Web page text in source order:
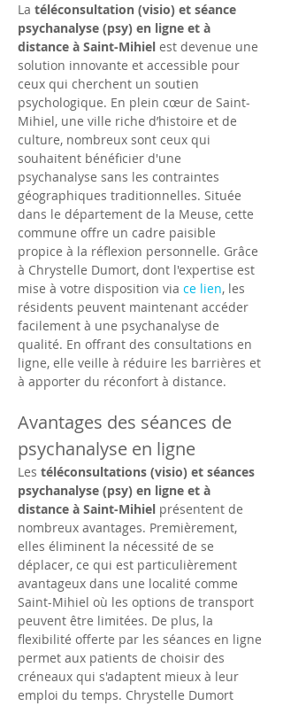
La téléconsultation (visio) et séance
psychanalyse (psy) en ligne et à
distance à Saint-Mihiel est devenue une
solution innovante et accessible pour
ceux qui cherchent un soutien
psychologique. En plein cœur de Saint-
Mihiel, une ville riche d’histoire et de
culture, nombreux sont ceux qui
souhaitent bénéficier d'une
psychanalyse sans les contraintes
géographiques traditionnelles. Située
dans le département de la Meuse, cette
commune offre un cadre paisible
propice à la réflexion personnelle. Grâce
à Chrystelle Dumort, dont l'expertise est
mise à votre disposition via ce lien, les
résidents peuvent maintenant accéder
facilement à une psychanalyse de
qualité. En offrant des consultations en
ligne, elle veille à réduire les barrières et
à apporter du réconfort à distance.
Avantages des séances de
psychanalyse en ligne
Les téléconsultations (visio) et séances
psychanalyse (psy) en ligne et à
distance à Saint-Mihiel présentent de
nombreux avantages. Premièrement,
elles éliminent la nécessité de se
déplacer, ce qui est particulièrement
avantageux dans une localité comme
Saint-Mihiel où les options de transport
peuvent être limitées. De plus, la
flexibilité offerte par les séances en ligne
permet aux patients de choisir des
créneaux qui s'adaptent mieux à leur
emploi du temps. Chrystelle Dumort